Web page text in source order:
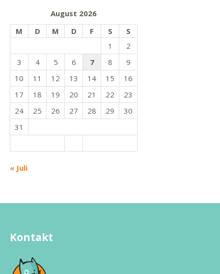
August 2026
M
D M D F S S
« Juli
1
2
3
4 5 6 7 8
9
10
11 12 13 14 15
16
17
18 19 20 21 22
23
24
25 26 27 28 29
30
31
Kontakt